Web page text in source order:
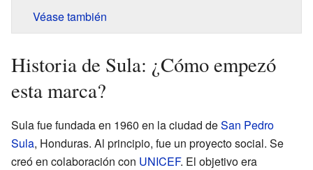
Véase también
Historia de Sula: ¿Cómo empezó
esta marca?
Sula fue fundada en 1960 en la ciudad deSan Pedro
Sula, Honduras. Al principio, fue un proyecto social. Se
creó en colaboración con UNICEF. El objetivo era